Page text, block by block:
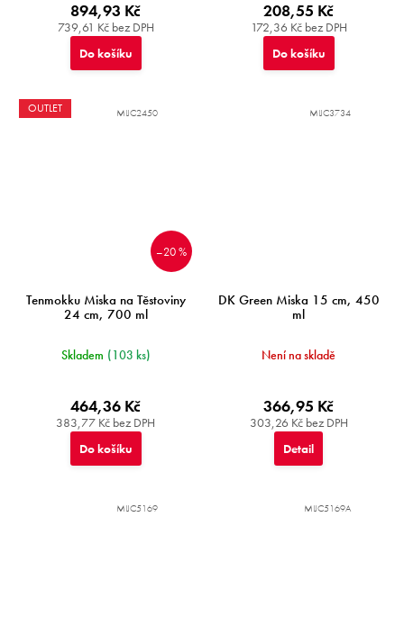
739,61 Kč bez DPH
894,93 Kč
Do košíku
172,36 Kč bez DPH
208,55 Kč
Do košíku
OUTLET
–20 %
Tenmokku Miska na Těstoviny
24 cm, 700 ml
Skladem (103 ks)
383,77 Kč bez DPH
464,36 Kč
Do košíku
MIJC2450
DK Green Miska 15 cm, 450
ml
Není na skladě
303,26 Kč bez DPH
366,95 Kč
Detail
MIJC3734
MIJC5169 MIJC5169A